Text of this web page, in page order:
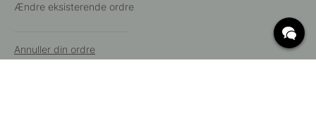
Ændre eksisterende ordre
Annuller din ordre